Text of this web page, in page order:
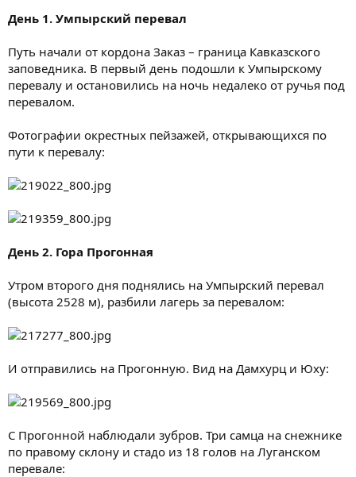
День 1. Умпырский перевал
Путь начали от кордона Заказ – граница Кавказского
заповедника. В первый день подошли к Умпырскому
перевалу и остановились на ночь недалеко от ручья под
перевалом.
Фотографии окрестных пейзажей, открывающихся по
пути к перевалу:
День 2. Гора Прогонная
Утром второго дня поднялись на Умпырский перевал
(высота 2528 м), разбили лагерь за перевалом:
И отправились на Прогонную. Вид на Дамхурц и Юху:
С Прогонной наблюдали зубров. Три самца на снежнике
по правому склону и стадо из 18 голов на Луганском
перевале: